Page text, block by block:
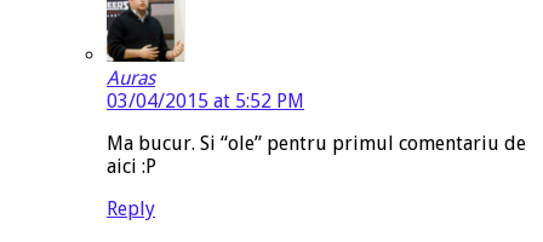
Auras
03/04/2015 at 5:52 PM
Ma bucur. Si “ole” pentru primul comentariu de
aici :P
Reply